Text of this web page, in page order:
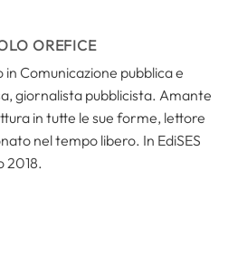
OREFICE
in Comunicazione pubblica e
giornalista pubblicista. Amante
in tutte le sue forme, lettore
nel tempo libero. In EdiSES
2018.